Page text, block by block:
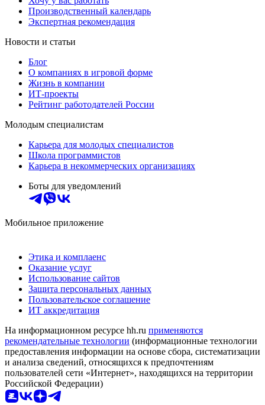
Производственный календарь
Экспертная рекомендация
Новости и статьи
Блог
О компаниях в игровой форме
Жизнь в компании
ИТ-проекты
Рейтинг работодателей России
Молодым специалистам
Карьера для молодых специалистов
Школа программистов
Карьера в некоммерческих организациях
Боты для уведомлений
Мобильное приложение
Этика и комплаенс
Оказание услуг
Использование сайтов
Защита персональных данных
Пользовательское соглашение
ИТ аккредитация
На информационном ресурсе hh.ru применяются
рекомендательные технологии (информационные технологии
предоставления информации на основе сбора, систематизации
и анализа сведений, относящихся к предпочтениям
пользователей сети «Интернет», находящихся на территории
Российской Федерации)